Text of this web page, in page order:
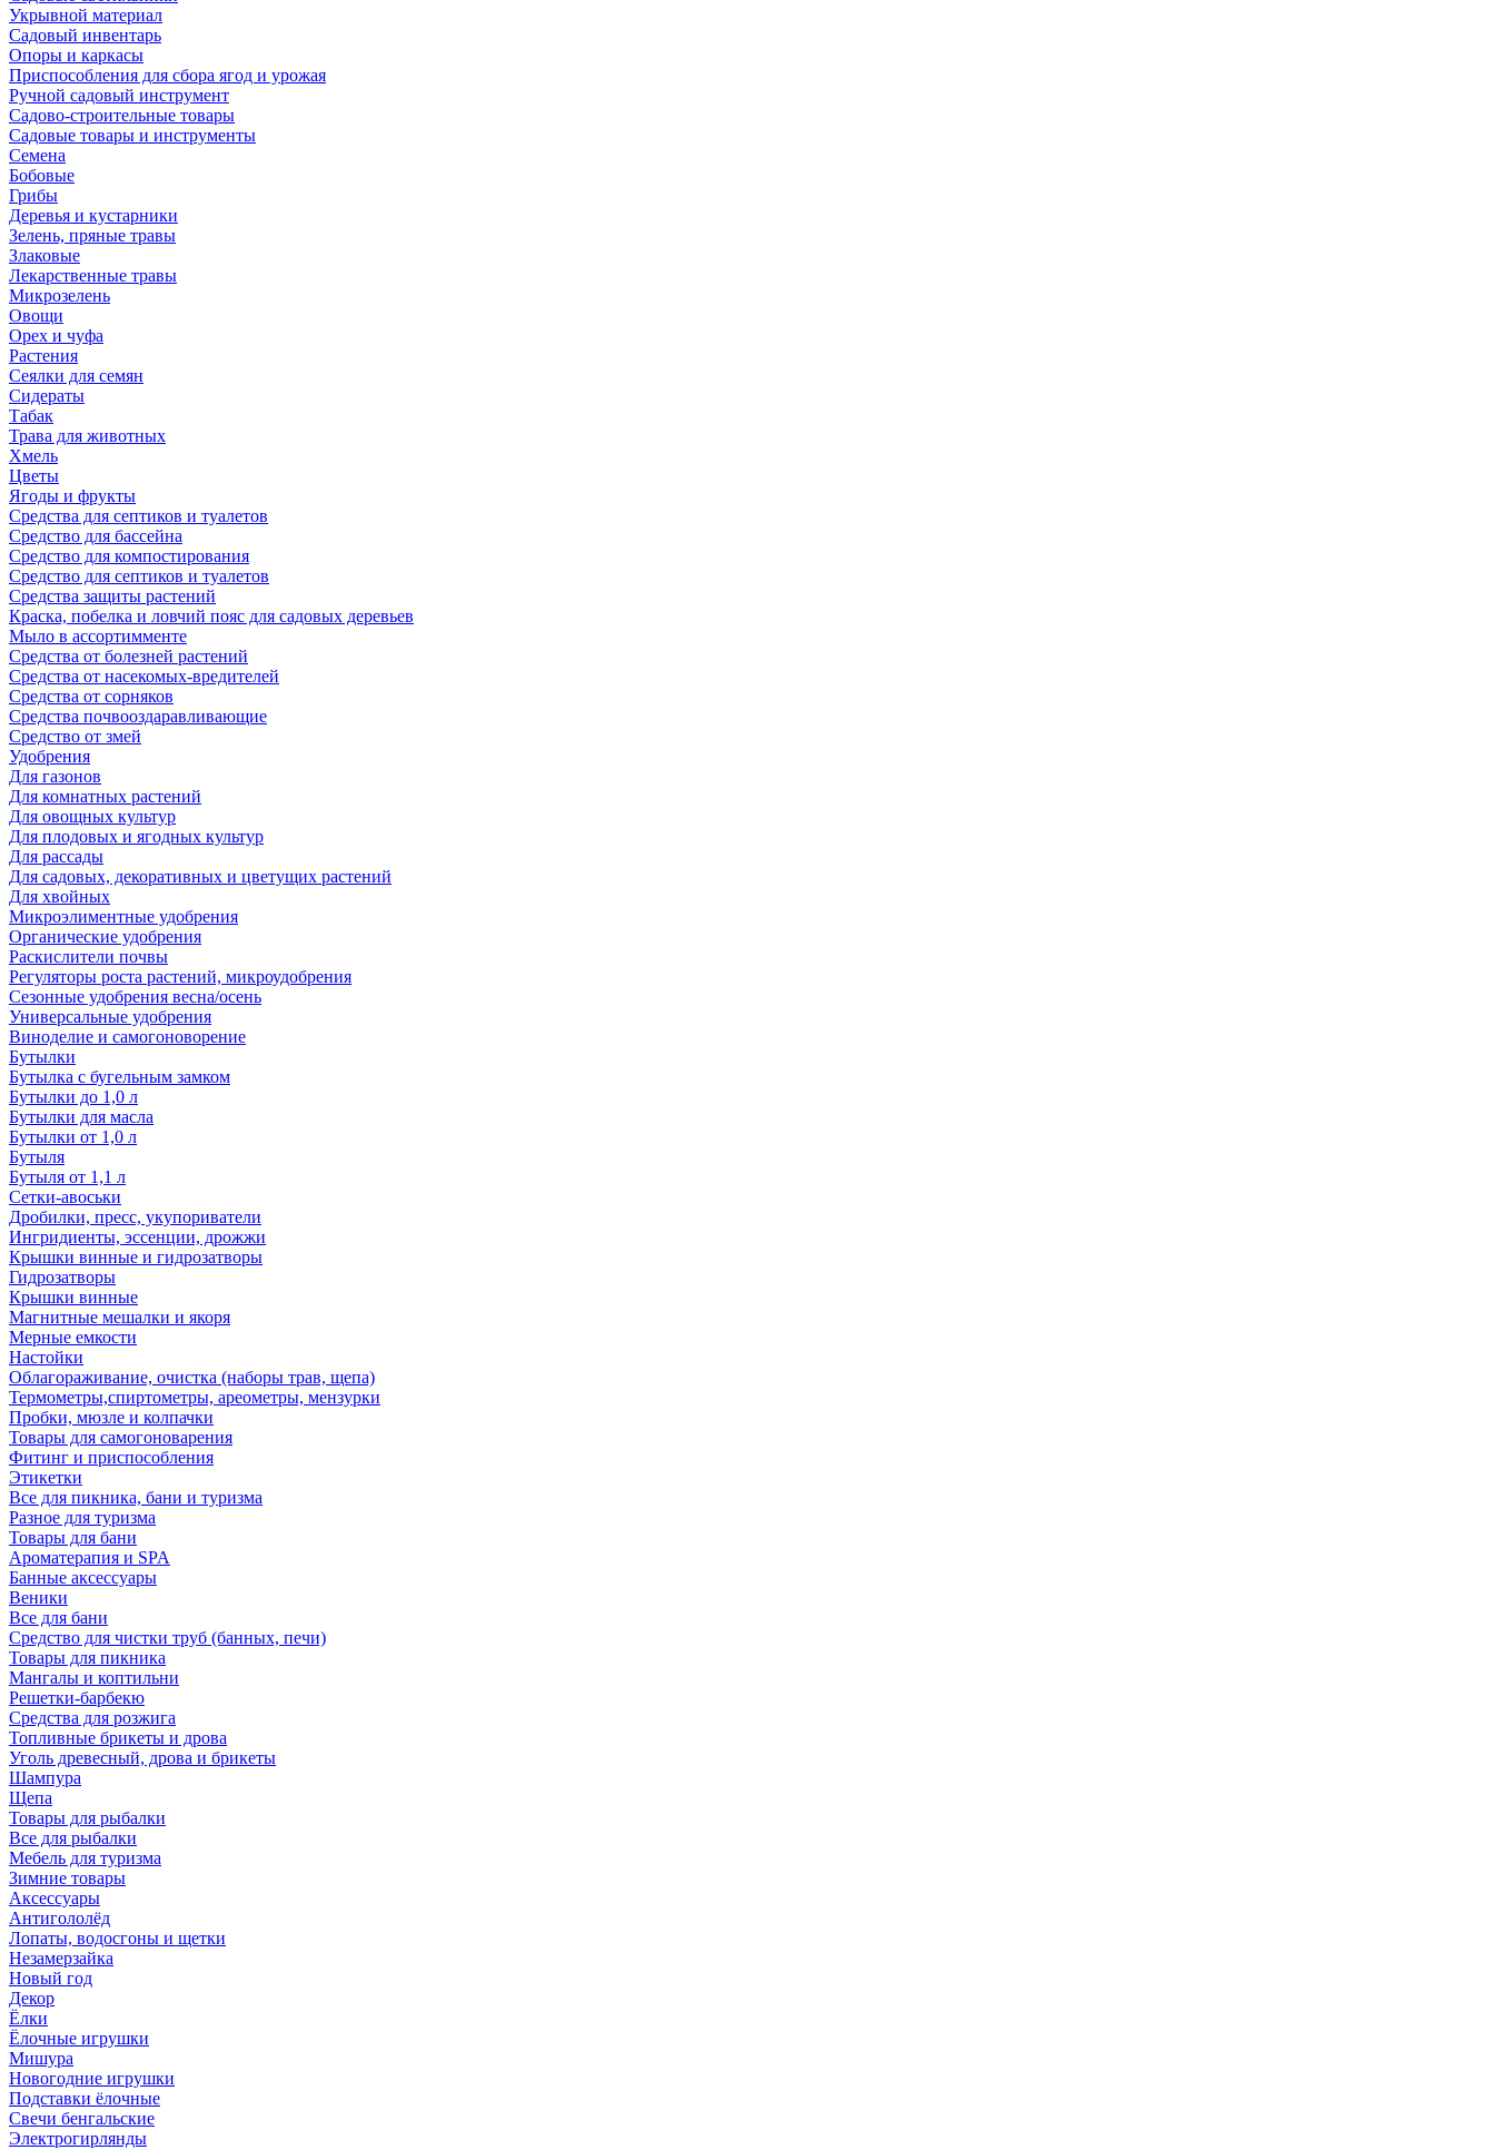
Укрывной материал
Садовый инвентарь
Опоры и каркасы
Приспособления для сбора ягод и урожая
Ручной садовый инструмент
Садово-строительные товары
Садовые товары и инструменты
Семена
Бобовые
Грибы
Деревья и кустарники
Зелень, пряные травы
Злаковые
Лекарственные травы
Микрозелень
Овощи
Орех и чуфа
Растения
Сеялки для семян
Сидераты
Табак
Трава для животных
Хмель
Цветы
Ягоды и фрукты
Средства для септиков и туалетов
Средство для бассейна
Средство для компостирования
Средство для септиков и туалетов
Средства защиты растений
Краска, побелка и ловчий пояс для садовых деревьев
Мыло в ассортимменте
Средства от болезней растений
Средства от насекомых-вредителей
Средства от сорняков
Средства почвооздаравливающие
Средство от змей
Удобрения
Для газонов
Для комнатных растений
Для овощных культур
Для плодовых и ягодных культур
Для рассады
Для садовых, декоративных и цветущих растений
Для хвойных
Микроэлиментные удобрения
Органические удобрения
Раскислители почвы
Регуляторы роста растений, микроудобрения
Сезонные удобрения весна/осень
Универсальные удобрения
Виноделие и самогоноворение
Бутылки
Бутылка с бугельным замком
Бутылки до 1,0 л
Бутылки для масла
Бутылки от 1,0 л
Бутыля
Бутыля от 1,1 л
Сетки-авоськи
Дробилки, пресс, укупориватели
Ингридиенты, эссенции, дрожжи
Крышки винные и гидрозатворы
Гидрозатворы
Крышки винные
Магнитные мешалки и якоря
Мерные емкости
Настойки
Облагораживание, очистка (наборы трав, щепа)
Термометры,спиртометры, ареометры, мензурки
Пробки, мюзле и колпачки
Товары для самогоноварения
Фитинг и приспособления
Этикетки
Все для пикника, бани и туризма
Разное для туризма
Товары для бани
Ароматерапия и SPA
Банные аксессуары
Веники
Все для бани
Средство для чистки труб (банных, печи)
Товары для пикника
Мангалы и коптильни
Решетки-барбекю
Средства для розжига
Топливные брикеты и дрова
Уголь древесный, дрова и брикеты
Шампура
Щепа
Товары для рыбалки
Все для рыбалки
Мебель для туризма
Зимние товары
Аксессуары
Антигололёд
Лопаты, водосгоны и щетки
Незамерзайка
Новый год
Декор
Ёлки
Ёлочные игрушки
Мишура
Новогодние игрушки
Подставки ёлочные
Свечи бенгальские
Электрогирлянды